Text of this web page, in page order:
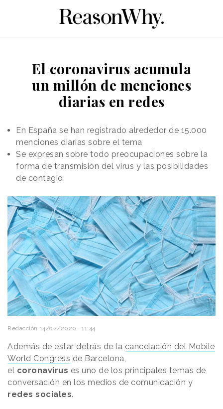
El coronavirus acumula
un millón de menciones
diarias en redes
En España se han registrado alrededor de 15.000
menciones diarias sobre el tema
Se expresan sobre todo preocupaciones sobre la
forma de transmisión del virus y las posibilidades
de contagio
Redacción 14/02/2020 · 11:44
Además de estar detrás de la cancelación del Mobile
World Congress de Barcelona,
el coronavirus es uno de los principales temas de
conversación en los medios de comunicación y
redes sociales.